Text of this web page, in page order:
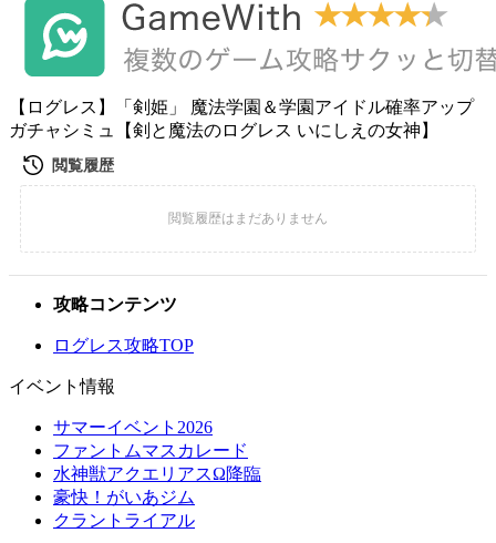
【ログレス】「剣姫」 魔法学園＆学園アイドル確率アップ
ガチャシミュ【剣と魔法のログレス いにしえの女神】
攻略コンテンツ
ログレス攻略TOP
イベント情報
サマーイベント2026
ファントムマスカレード
水神獣アクエリアスΩ降臨
豪快！がいあジム
クラントライアル